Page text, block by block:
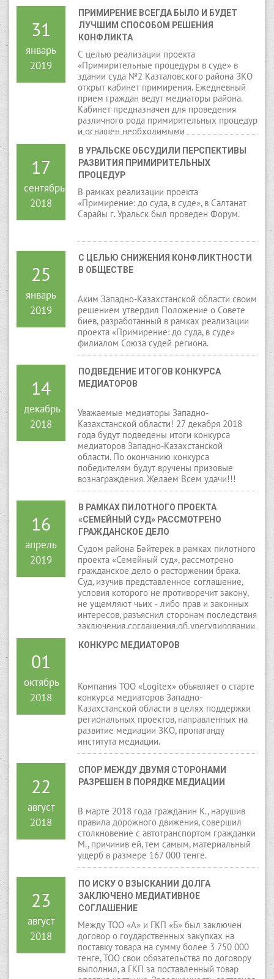
30.07.2020 года, истец в свою очередь
отказывается от своих требований в сумме
8 000 000 тенге.
31
январь
2019
ПРИМИРЕНИЕ ВСЕГДА БЫЛО И БУДЕТ
ЛУЧШИМ СПОСОБОМ РЕШЕНИЯ
КОНФЛИКТА
С целью реализации проекта
«Примирительные процедуры в суде» в
здании суда №2 Казталовского района ЗКО
открыт кабинет примирения. Ежедневный
прием граждан ведут медиаторы района.
Кабинет предназначен для проведения
различного рода примирительных процедур
и оснащен необходимыми
сведения граждан.
17
сентябрь
2018
В УРАЛЬСКЕ ОБСУДИЛИ ПЕРСПЕКТИВЫ
РАЗВИТИЯ ПРИМИРИТЕЛЬНЫХ
ПРОЦЕДУР
В рамках реализации проекта
«Примирение: до суда, в суде», в Салтанат
Сарайы г. Уральск был проведен Форум.
25
январь
2019
С ЦЕЛЬЮ СНИЖЕНИЯ КОНФЛИКТНОСТИ
В ОБЩЕСТВЕ
Аким Западно-Казахстанской области своим
решением утвердил Положение о Совете
биев, разработанный в рамках реализации
проекта «Примирение: до суда, в суде»
филиалом Союза судей региона.
14
декабрь
2018
ПОДВЕДЕНИЕ ИТОГОВ КОНКУРСА
МЕДИАТОРОВ
Уважаемые медиаторы Западно-
Казахстанской области! 27 декабря 2018
года будут подведены итоги конкурса
медиаторов Западно-Казахстанской
области. По окончанию конкурса
победителям будут вручены призовые
вознаграждения. Желаем Всем удачи!!!
16
апрель
2019
В РАМКАХ ПИЛОТНОГО ПРОЕКТА
«СЕМЕЙНЫЙ СУД» РАССМОТРЕНО
ГРАЖДАНСКОЕ ДЕЛО
Судом района Бәйтерек в рамках пилотного
проекта «Семейный суд», рассмотрено
гражданское дело о расторжении брака.
Суд, изучив представленное соглашение,
условия которого не противоречит закону,
не ущемляют чьих ‑ либо прав и законных
интересов, разъяснил сторонам последствия
заключения соглашения об урегулировании
производства по делу.
01
октябрь
2018
КОНКУРС МЕДИАТОРОВ
Компания ТОО «Logitex» объявляет о старте
конкурса медиаторов Западно-
Казахстанской области в целях поддержки
региональных проектов, направленных на
развитие медиации ЗКО, пропаганду
института медиации.
22
август
2018
СПОР МЕЖДУ ДВУМЯ СТОРОНАМИ
РАЗРЕШЕН В ПОРЯДКЕ МЕДИАЦИИ
В марте 2018 года гражданин К., нарушив
правила дорожного движения, совершил
столкновение с автотранспортом гражданки
М., причинив ей, тем самым, материальный
ущерб в размере 167 000 тенге.
23
август
2018
ПО ИСКУ О ВЗЫСКАНИИ ДОЛГА
ЗАКЛЮЧЕНО МЕДИАТИВНОЕ
СОГЛАШЕНИЕ
Между ТОО «А» и ГКП «Б» был заключен
договор о гоударственных закупках на
поставку товара на сумму более 3 750 000
тенге, ТОО свои обязательства по договору
выполнил, а ГКП за поставленный товар